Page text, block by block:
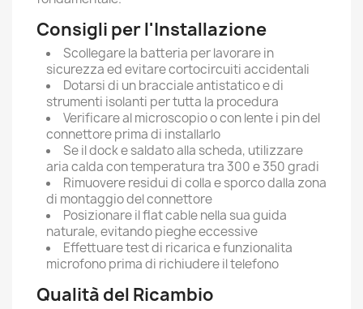
Consigli per l'Installazione
Scollegare la batteria per lavorare in
sicurezza ed evitare cortocircuiti accidentali
Dotarsi di un bracciale antistatico e di
strumenti isolanti per tutta la procedura
Verificare al microscopio o con lente i pin del
connettore prima di installarlo
Se il dock e saldato alla scheda, utilizzare
aria calda con temperatura tra 300 e 350 gradi
Rimuovere residui di colla e sporco dalla zona
di montaggio del connettore
Posizionare il flat cable nella sua guida
naturale, evitando pieghe eccessive
Effettuare test di ricarica e funzionalita
microfono prima di richiudere il telefono
Qualità del Ricambio